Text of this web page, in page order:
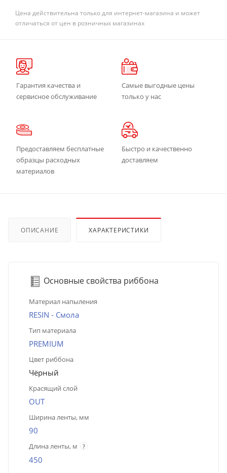
Цена действительна только для интернет-магазина и может
отличаться от цен в розничных магазинах
Гарантия качества и
сервисное обслуживание
Самые выгодные цены
только у нас
Предоставляем бесплатные
образцы расходных
материалов
Быстро и качественно
доставляем
ОПИСАНИЕ ХАРАКТЕРИСТИКИ
Основные свойства риббона
Материал напыления
RESIN - Смола
Тип материала
PREMIUM
Цвет риббона
Чёрный
Красящий слой
OUT
Ширина ленты, мм
90
Длина ленты, м ?
450